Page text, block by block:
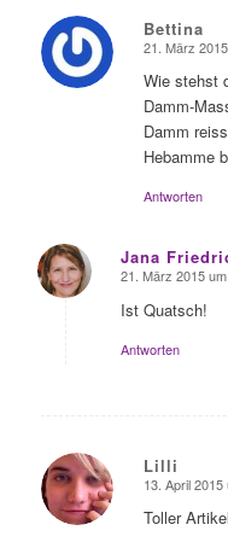
Bettina
sagte:
21. März
Wie stehst
Damm-
Damm
Hebamme
Antworten
Jana
sagte:
21. März 2015
Ist Quatsch!
Antworten
Lilli
sagte:
13. April 2015
Toller